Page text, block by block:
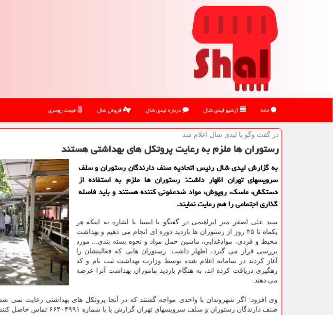
خانه آرشیو لیدی شال درباره لیدی شال فروش شال قیمت روسری
در گفت وگو با لیدی شال اعلام شد
رستوران ها ملزم به رعایت پروتكل های بهداشتی هستند
به گزارش لیدی شال رئیس اتحادیه صنف دارندگان رستوران و سلف
سرویسهای تهران اظهار داشت: رستوران ها ملزم به استفاده از
دستكش، ماسك، روپوش، مواد ضدعفونی كننده هستند و باید فاصله
گذاری اجتماعی را هم رعایت نمایند.
سید علی اصغر میر ابراهیمی در گفتگو با ایسنا با اشاره به اینکه هر
یکماه تا ۴۵ روز از رستوران ها بازدید دوره ای انجام می دهیم و بهداشت
محیط و فردی، موادغذایی، ماشین حمل مواد و نحوه بسته بندی... مورد
بررسی قرار می گیرد، اظهار داشت: رستوران هایی که فعالیتشان را
آغاز کردند در سامانه اعلام شده توسط وزارت بهداشت ثبت نام و کد
رهگیری دریافت کرده اند، به هنگام بازدید ماموران بهداشت آنرا عرضه
می دهند.
وی افزود: اگر شهروندان با واحدی مواجه گشتند که در آنجا پروتکل های بهداشتی رعایت نمی
صنف دارندگان رستوران و سلف سرویسهای تهران گزارش یا با شماره ۶۶۴۰۴۹۹۱ تماس حاصل کنند.